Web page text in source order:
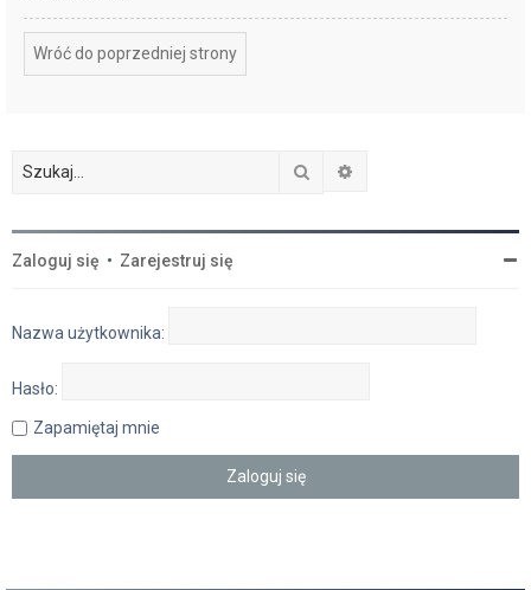
Wróć do poprzedniej strony
Szukaj
Zaloguj się • Zarejestruj się
Nazwa użytkownika:
Hasło:
Zapamiętaj mnie